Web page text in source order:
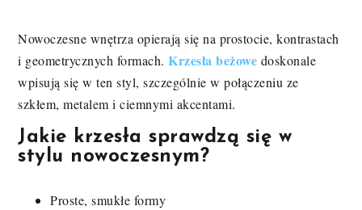
Nowoczesne wnętrza opierają się na prostocie, kontrastach
i geometrycznych formach.Krzesła beżowe doskonale
wpisują się w ten styl, szczególnie w połączeniu ze
szkłem, metalem i ciemnymi akcentami.
Jakie krzesła sprawdzą się w
stylu nowoczesnym?
Proste, smukłe formy